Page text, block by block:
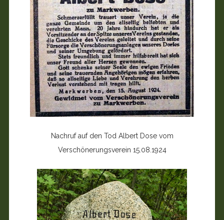
Nachruf auf den Tod Albert Dose vom
Verschönerungsverein 15.08.1924